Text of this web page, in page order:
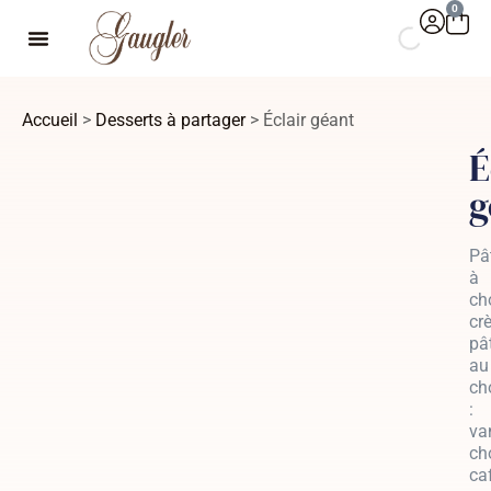
0
Accueil > Desserts à partager> Éclair géant
à
au
: